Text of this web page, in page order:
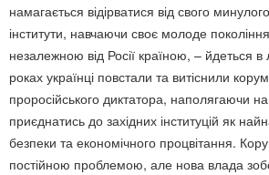
намагається відірватися від свого
інститути, навчаючи своє молоде
незалежною від Росії країною, – йдеться
роках українці повстали та витіснили
проросійського диктатора, наполягаючи
приєднатись до західних інституцій як
безпеки та економічного процвітання.
постійною проблемою, але нова влада